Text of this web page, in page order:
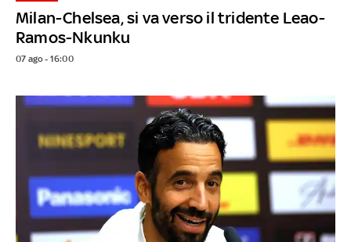
Milan-Chelsea, si va verso il tridente Leao-
Ramos-Nkunku
07 ago - 16:00